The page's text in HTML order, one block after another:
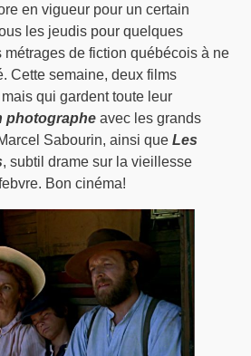
en vigueur pour un certain
les jeudis pour quelques
de fiction québécois à ne
Cette semaine, deux films
qui gardent toute leur
photographe avec les grands
Sabourin, ainsi queLes
, subtil drame sur la vieillesse
Bon cinéma!